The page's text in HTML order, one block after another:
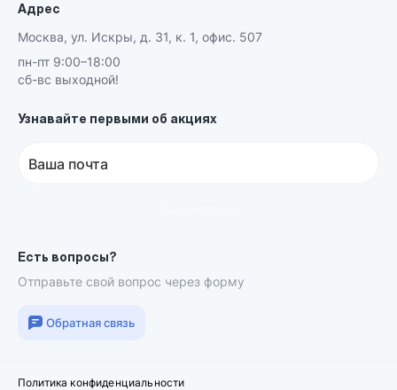
Адрес
Москва, ул. Искры, д. 31, к. 1, офис. 507
пн-пт 9:00–18:00
сб-вс выходной!
Узнавайте первыми об акциях
Ваша почта
Есть вопросы?
Отправьте свой вопрос через форму
Обратная связь
Политика конфиденциальности